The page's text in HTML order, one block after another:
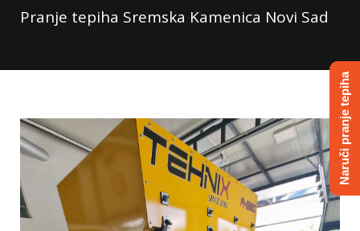
Pranje tepiha Sremska Kamenica Novi Sad
Naruči pranje tepiha